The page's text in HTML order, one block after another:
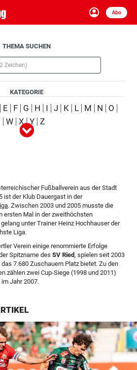
account_circle
Anmelden
Abo
close Schließen
arrow_right
arrow_rightBundesland
& Co KG 2026
THEMA SUCHEN
KATEGORIE
Ort
E F G H I J K L M N
O
W X Y Z
Fußballverein aus der Stadt
ist der Klub Dauergast in der
. Zwischen 2003 und 2005 musste die
ersten Mal in der zweithöchsten
unter Trainer Heinz Hochhauser der
Liga.
Verein einige renommierte Erfolge
Spitzname des SV Ried, spielen seit 2003
7.680 Zuschauern Platz bietet. Zu den
zählen zwei Cup-Siege (1998 und 2011)
Jahr 2007.